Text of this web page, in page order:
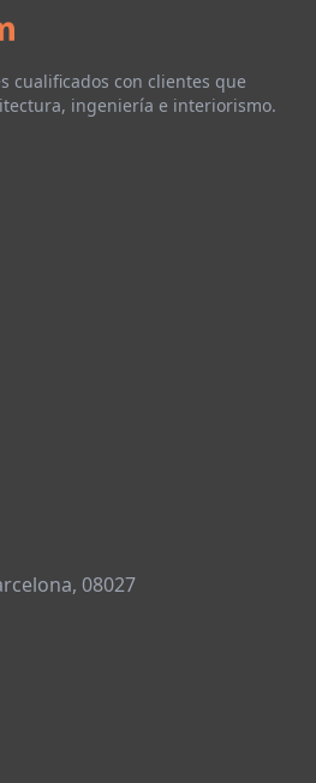
cualificados con clientes que
ingeniería e interiorismo.
08027